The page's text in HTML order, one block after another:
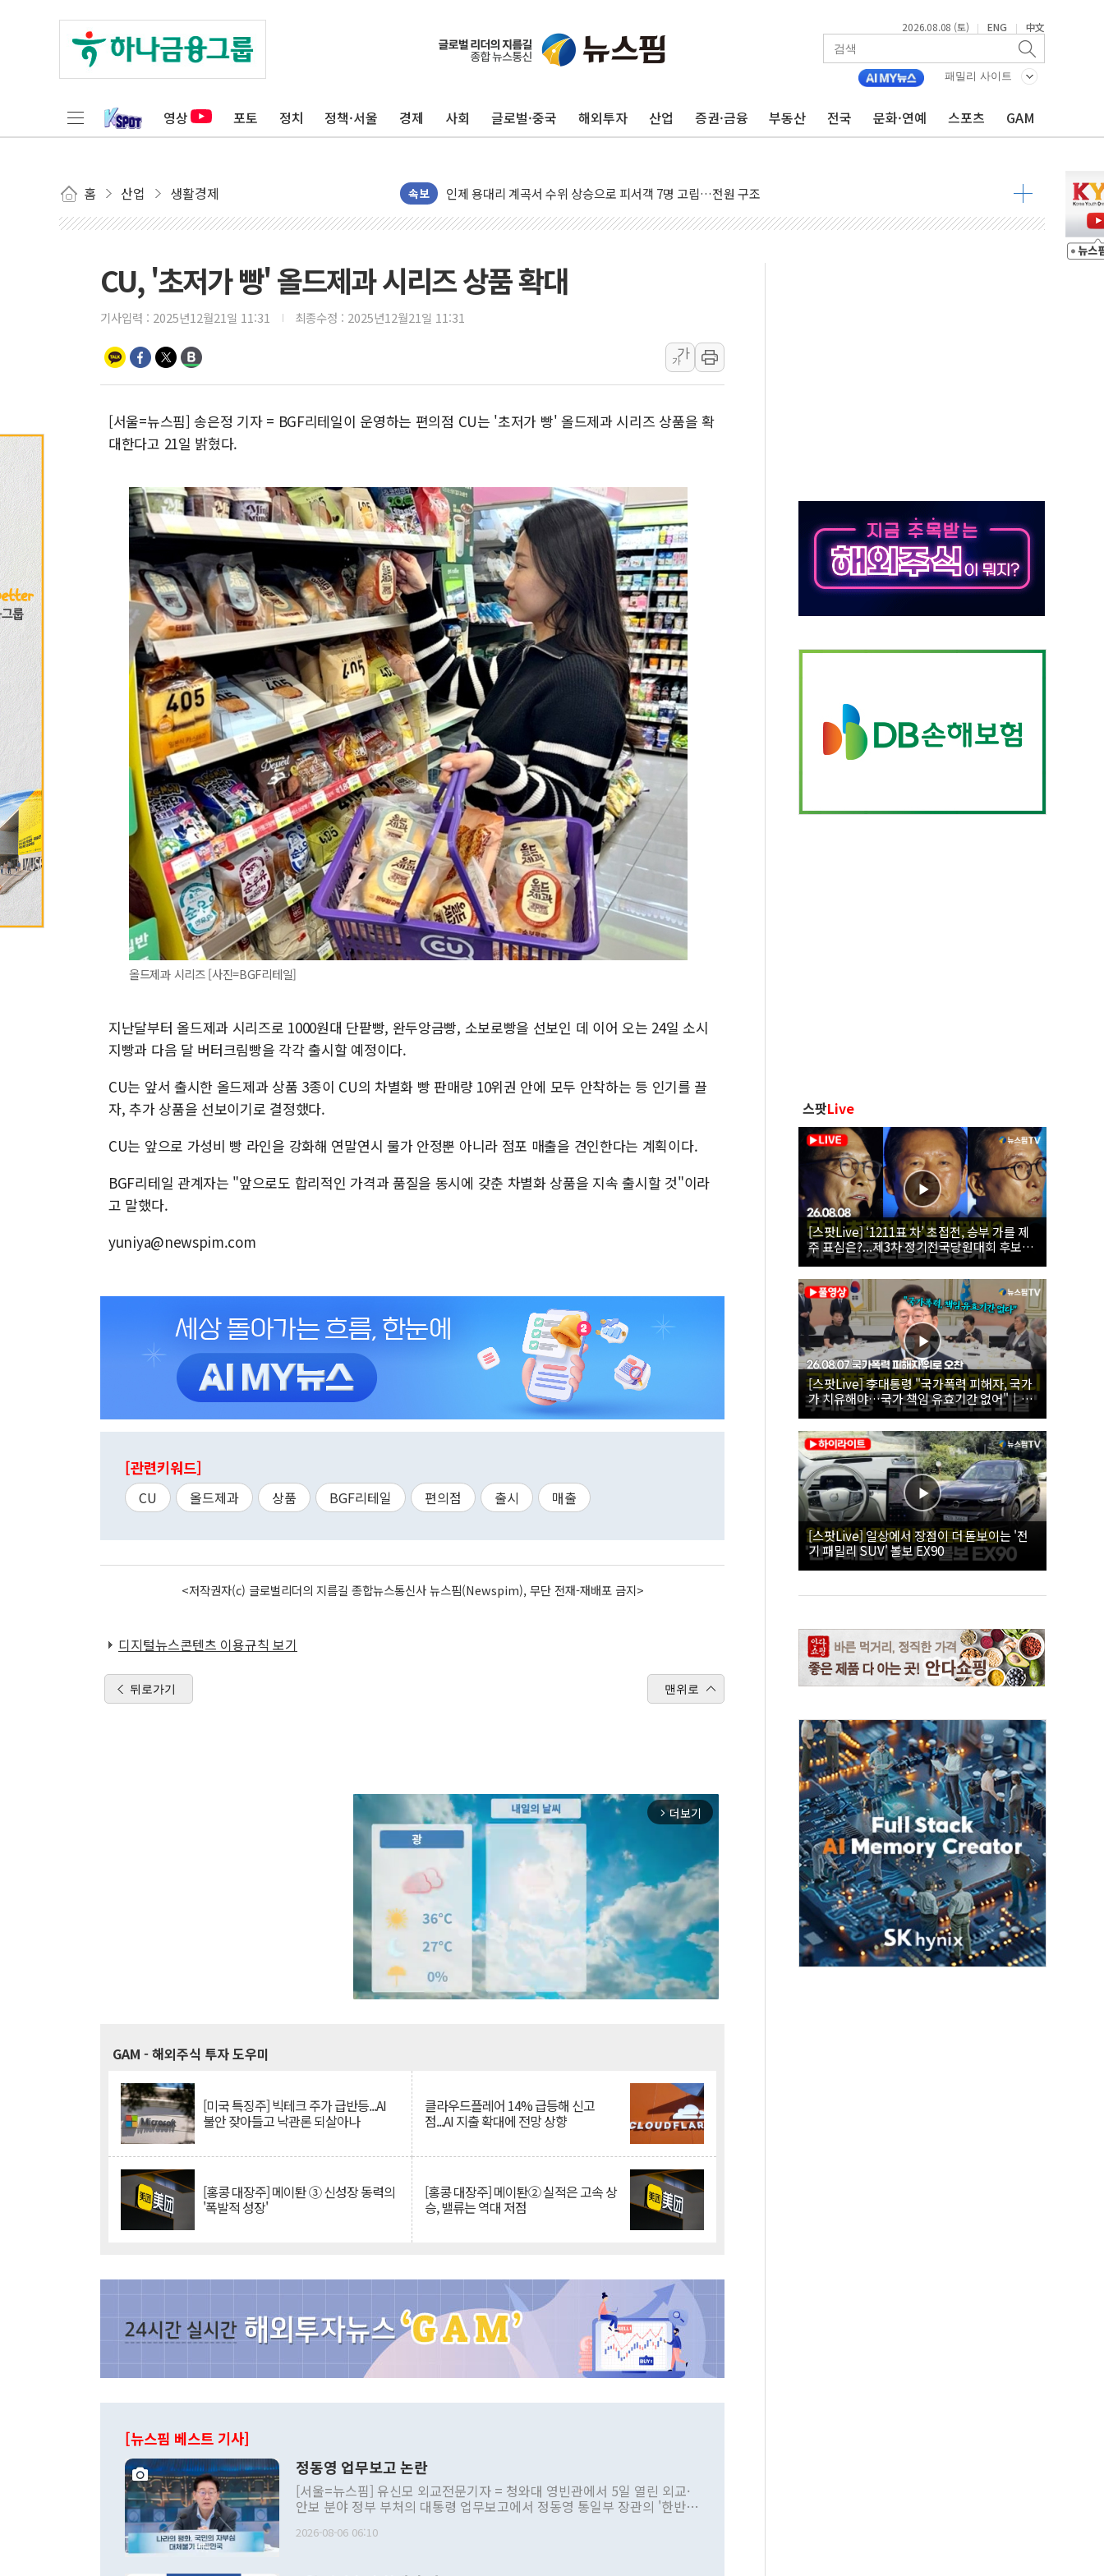
2026.08.08 (토) | ENG | 中文
패밀리 사이트
영상 포토 정치 정책·서울 경제 사회 글로벌·중국 해외투자 산업 증권·금융 부동산 전국 문화·연예 스포츠 GAM
홈 산업 생활경제 속보
연일 폭염에 온열질환 사망 23명…정부, 비상대응기구 가동
中 전방위 아파트 부양, 수도 베이징도 부동산 규제 철폐
동해시, 11~14일 '별똥별 멍' 운영…페르세우스 유성우 관측
강원 중·남부 동해안 시간당 50mm 이상 폭우…호우경보 발효
폭염에 車 운전면허 기능시험 오전 집중 편성…체감온도 38도 넘으면 중단
李대통령, 'ISA·주가누르기 방지법' 전면 재검토 지시
'호우 특보' 경북 울진 시간당 20~30mm 강한 비...가뭄 해소될 듯
주말 무더위·열대야 지속…내륙 곳곳 소나기
오세훈 "용산공원 주택 검토, 민주당 스스로 원칙 뒤집는 것"
충북 주말 무더위 지속…청주·진천 35도, 곳곳 소나기
10월 보완수사권 폐지·공소청 출범…피해자들 '범죄 사각지대' 우려
뉴욕증시, 고용 쇼크에 금리 인상 우려 후퇴…S&P500 최고치
트럼프, 쿡 연준 이사 해임 재추진…"26일까지 의혹 소명" 요구
유럽증시, 美 고용 예상 밖 부진에 연준 금리 인상 가능성 낮아지며 상승… STOXX 600 지수는 나흘 연속 최고치
미 연준 매파 기세 꺾이나…고용 감소에 9월 동결 전망 우세
CU, '초저가 빵' 올드제과 시리즈 상품 확대
기사입력 : 2025년12월21일 11:31 최종수정 : 2025년12월21일 11:31
가
가
[서울=뉴스핌] 송은정 기자 = BGF리테일이 운영하는 편의점 CU는 '초저가 빵' 올드제과 시리즈 상품을 확
대한다고 21일 밝혔다.
올드제과 시리즈 [사진=BGF리테일]
지난달부터 올드제과 시리즈로 1000원대 단팥빵, 완두앙금빵, 소보로빵을 선보인 데 이어 오는 24일 소시
지빵과 다음 달 버터크림빵을 각각 출시할 예정이다.
CU는 앞서 출시한 올드제과 상품 3종이 CU의 차별화 빵 판매량 10위권 안에 모두 안착하는 등 인기를 끌
자, 추가 상품을 선보이기로 결정했다.
CU는 앞으로 가성비 빵 라인을 강화해 연말연시 물가 안정뿐 아니라 점포 매출을 견인한다는 계획이다.
BGF리테일 관계자는 "앞으로도 합리적인 가격과 품질을 동시에 갖춘 차별화 상품을 지속 출시할 것"이라
고 말했다.
yuniya@newspim.com
[관련키워드]
CU 올드제과 상품 BGF리테일 편의점 출시 매출
<저작권자(c) 글로벌리더의 지름길 종합뉴스통신사 뉴스핌(Newspim), 무단 전재-재배포 금지>
디지털뉴스콘텐츠 이용규칙 보기
뒤로가기 맨위로
arrow_forward_ios 더보기
GAM - 해외주식 투자 도우미
[미국 특징주] 빅테크 주가 급반등...AI
불안 잦아들고 낙관론 되살아나
클라우드플레어 14% 급등해 신고
점...AI 지출 확대에 전망 상향
[홍콩 대장주] 메이퇀 ③ 신성장 동력의
'폭발적 성장'
[홍콩 대장주] 메이퇀② 실적은 고속 상
승, 밸류는 역대 저점
[뉴스핌 베스트 기사]
정동영 업무보고 논란
[서울=뉴스핌] 유신모 외교전문기자 = 청와대 영빈관에서 5일 열린 외교·
안보 분야 정부 부처의 대통령 업무보고에서 정동영 통일부 장관의 '한반도
발언 중에는 정부 내 조율을 거치지 않은 사안을 정책으로 추진하겠다고 공
2026-08-06 06:10
스팟Live
[스팟Live] ‘1211표 차’ 초접전, 승부 가를 제
주 표심은?...제3차 정기전국당원대회 후보자
제주 합동연설회 생중계 | 26.08.08
[스팟Live] 李대통령 "국가폭력 피해자, 국가
가 치유해야…국가 책임 유효기간 없어"｜
26.08.07 국가폭력 피해자 위로 오찬
[스팟Live] 일상에서 장점이 더 돋보이는 '전
기 패밀리 SUV' 볼보 EX90